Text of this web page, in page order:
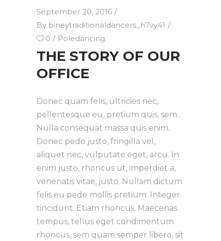
September 20, 2016
By bineytraditionaldancers_h7vy41
0
Poledancing
THE STORY OF OUR
OFFICE
Donec quam felis, ultricies nec,
pellentesque eu, pretium quis, sem.
Nulla consequat massa quis enim.
Donec pede justo, fringilla vel,
aliquet nec, vulputate eget, arcu. In
enim justo, rhoncus ut, imperdiet a,
venenatis vitae, justo. Nullam dictum
felis eu pede mollis pretium. Integer
tincidunt. Etiam rhoncus. Maecenas
tempus, tellus eget condimentum
rhoncus, sem quam semper libero, sit